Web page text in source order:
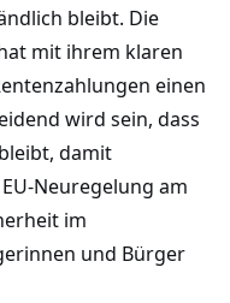
bleibt. Die
mit ihrem klaren
einen
wird sein, dass
damit
Neuregelung am
im
und Bürger